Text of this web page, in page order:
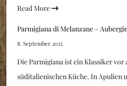
Read More
Parmigiana di Melanzane –
8. September 2025
Die Parmigiana ist ein Klassiker vor
süditalienischen Küche. In Apulien